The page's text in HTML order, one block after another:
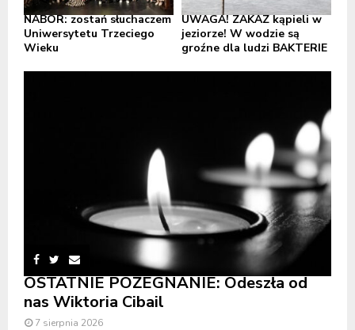
NABÓR: zostań słuchaczem
Uniwersytetu Trzeciego
Wieku
UWAGA! ZAKAZ kąpieli w
jeziorze! W wodzie są
groźne dla ludzi BAKTERIE
OSTATNIE POŻEGNANIE: Odeszła od
nas Wiktoria Cibail
7 sierpnia 2026